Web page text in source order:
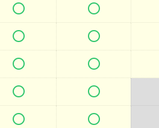
 
 
 
 
 